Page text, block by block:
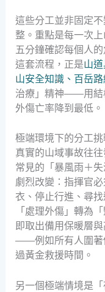
這些分工並非固定
整。重點是每一次
五分鐘確認每個人
這套流程，正是山
山安全知識、百岳
治療」精神——用結
外傷亡率降到最低。
極端環境下的分工挑
真實的山域事故往
常見的「暴風雨＋
劇烈改變：指揮官
衣、停止行進、尋
「處理外傷」轉為
即取出備用保暖層
——例如所有人圍著
過黃金救援時間。
另一個極端情境是